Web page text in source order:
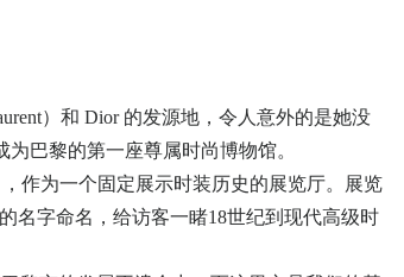
）和 Dior 的发源地，令人意外的是她没
为巴黎的第一座尊属时尚博物馆。
，作为一个固定展示时装历史的展览厅。展览
的名字命名，给访客一睹18世纪到现代高级时